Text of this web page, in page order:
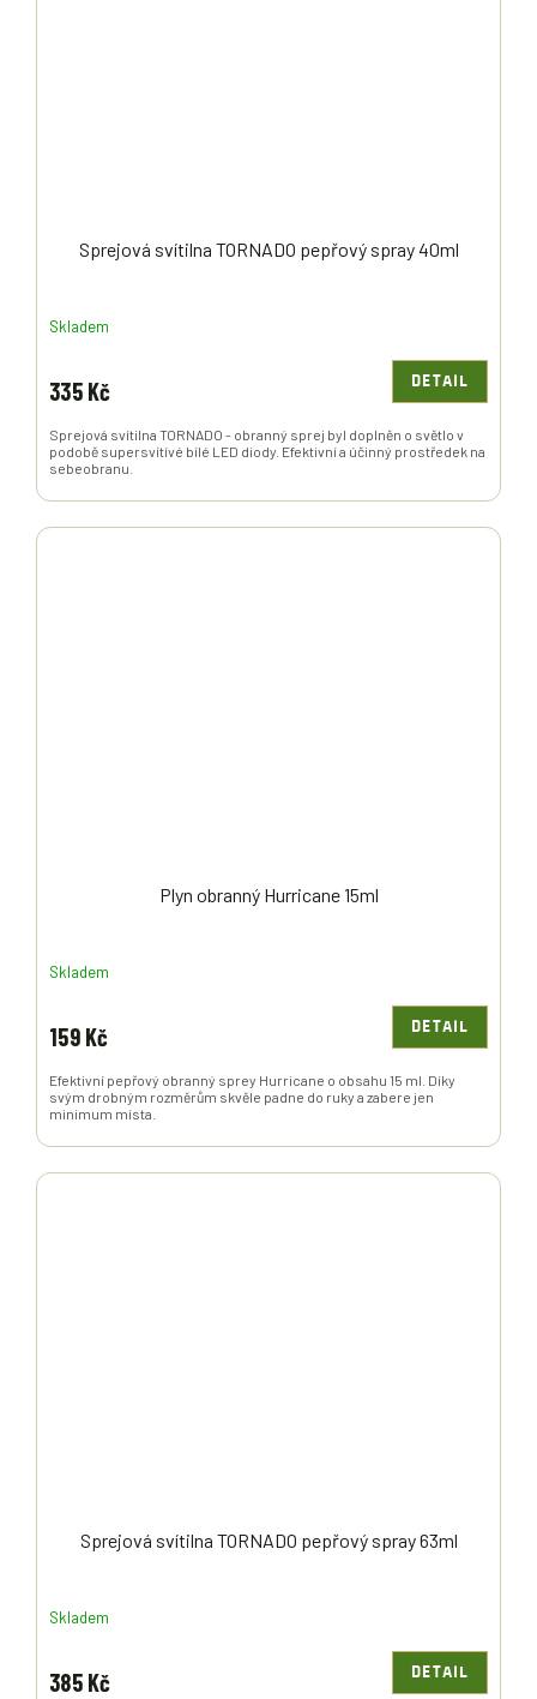
Sprejová svítilna TORNADO pepřový spray 40ml
Skladem
335 Kč DETAIL
Sprejová svítilna TORNADO - obranný sprej byl doplněn o světlo v
podobě supersvítívé bílé LED diody. Efektivní a účinný prostředek na
sebeobranu.
Plyn obranný Hurricane 15ml
Skladem
159 Kč DETAIL
Efektivní pepřový obranný sprey Hurricane o obsahu 15 ml. Díky
svým drobným rozměrům skvěle padne do ruky a zabere jen
minimum místa.
Sprejová svítilna TORNADO pepřový spray 63ml
Skladem
385 Kč DETAIL